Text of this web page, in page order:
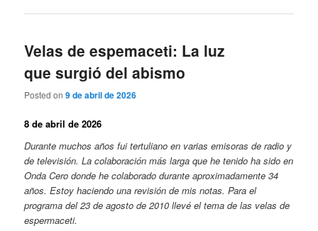
Velas de espemaceti: La luz
que surgió del abismo
Posted on9 de abril de 2026
8 de abrilde 2026
Durante muchos años fui tertuliano en varias emisoras de radio y
de televisión. La colaboración más larga que he tenido ha sido en
Onda Cero donde he colaborado durante aproximadamente 34
años. Estoy haciendo una revisión de mis notas. Para el
programa del 23 de agosto de 2010 llevé el tema de las velas de
espermaceti.